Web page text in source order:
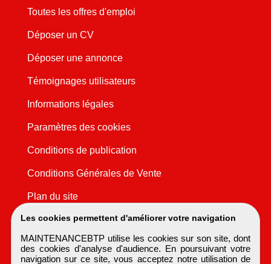
Les cookies permettent d'améliorer votre navigation
MAINTENANCEBTP utilise les cookies sur son site, dont
des cookies d'analyse d'audience. En poursuivant votre
navigation sur ce site, vous acceptez notre utilisation de
Toutes les offres d'emploi
Déposer un CV
Déposer une annonce
Témoignages utilisateurs
Informations légales
Paramètres des cookies
Conditions de publication
Conditions Générales de Vente
Plan du site